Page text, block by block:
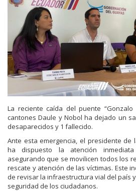
La reciente caída del puente
cantones Daule y Nobol ha dejado un
desaparecidos y 1 fallecido.
Ante esta emergencia, el presidente de
ha dispuesto la atención
asegurando que se movilicen todos los
rescate y atención de las víctimas. Este
de revisar la infraestructura vial del país
seguridad de los ciudadanos.